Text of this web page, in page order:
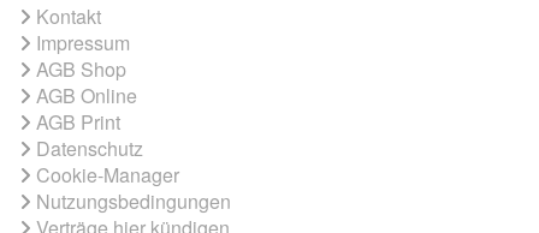
Kontakt
Impressum
AGB Shop
AGB Online
AGB Print
Datenschutz
Cookie-Manager
Nutzungsbedingungen
Verträge hier kündigen